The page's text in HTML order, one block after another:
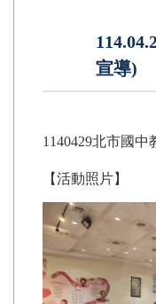
宣導)
1140429北市國
【活動照片】